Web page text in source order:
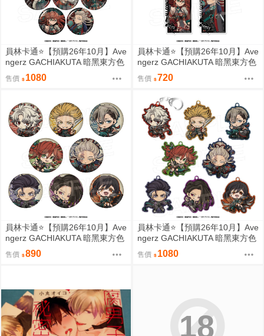
員林卡通⭐️【預購26年10月】Ave
ngerz GACHIAKUTA 暗黑東方色
彩 胸章 徽章收藏集 中盒 0814
售價 1080
員林卡通⭐️【預購26年10月】Ave
ngerz GACHIAKUTA 暗黑東方色
彩 壓克力鑰匙圈集 中盒 0814
售價 720
員林卡通⭐️【預購26年10月】Ave
ngerz GACHIAKUTA 暗黑東方色
彩 Q版徽章收藏集 中盒 0814
售價 890
員林卡通⭐️【預購26年10月】Ave
ngerz GACHIAKUTA 暗黑東方色
彩 Q版壓克力鑰匙圈集 中盒 081
4
售價 1080
18